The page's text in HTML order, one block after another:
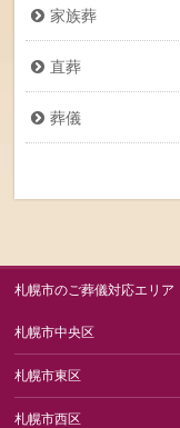
家族葬
直葬
葬儀
札幌市のご葬儀対応エリア
札幌市中央区
札幌市東区
札幌市西区